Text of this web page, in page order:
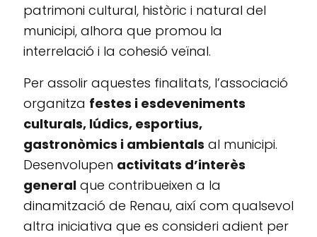
patrimoni cultural, històric i natural del
municipi, alhora que promou la
interrelació i la cohesió veïnal.
Per assolir aquestes finalitats, l’associació
organitza festes i esdeveniments
culturals, lúdics, esportius,
gastronòmics i ambientals al municipi.
Desenvolupen activitats d’interès
general que contribueixen a la
dinamització de Renau, així com qualsevol
altra iniciativa que es consideri adient per